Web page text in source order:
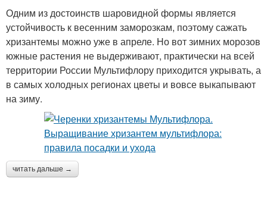
Одним из достоинств шаровидной формы является
устойчивость к весенним заморозкам, поэтому сажать
хризантемы можно уже в апреле. Но вот зимних морозов
южные растения не выдерживают, практически на всей
территории России Мультифлору приходится укрывать, а
в самых холодных регионах цветы и вовсе выкапывают
на зиму.
читать дальше →